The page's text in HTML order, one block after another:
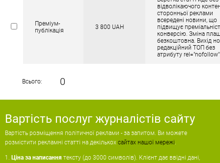
Преміум-
публікація
3 800 UAH
відволікаючого
сторонньої реклами
всередені новини, що
підвищує
конверсію. Зміна
безкоштовна. Вихід
редакційний ТОП без
атрибуту
Всього: 0
Вартість послуг журналістів сайту
Вартість розміщення політичної реклами - за запитом. Ви можете
розмістити рекламні статті на декількох сайтах нашої мережі.
1. Ціна за написання тексту (до 3000 символів). Клієнт дає ввідні дані,